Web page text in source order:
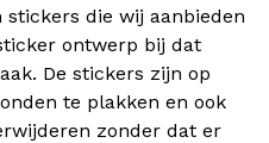
die wij aanbieden
ontwerp bij dat
De stickers zijn op
te plakken en ook
zonder dat er